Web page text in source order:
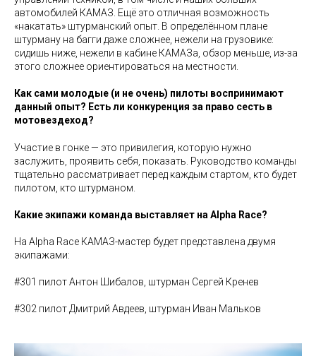
автомобилей КАМАЗ. Ещё это отличная возможность
«накатать» штурманский опыт. В определённом плане
штурману на багги даже сложнее, нежели на грузовике:
сидишь ниже, нежели в кабине КАМАЗа, обзор меньше, из-за
этого сложнее ориентироваться на местности.
Как сами молодые (и не очень) пилоты воспринимают
данный опыт? Есть ли конкуренция за право сесть в
мотовездеход?
Участие в гонке — это привилегия, которую нужно
заслужить, проявить себя, показать. Руководство команды
тщательно рассматривает перед каждым стартом, кто будет
пилотом, кто штурманом.
Какие экипажи команда выставляет на Alpha Race?
На Alpha Race КАМАЗ-мастер будет представлена двумя
экипажами:
#301 пилот Антон Шибалов, штурман Сергей Кренев
#302 пилот Дмитрий Авдеев, штурман Иван Мальков